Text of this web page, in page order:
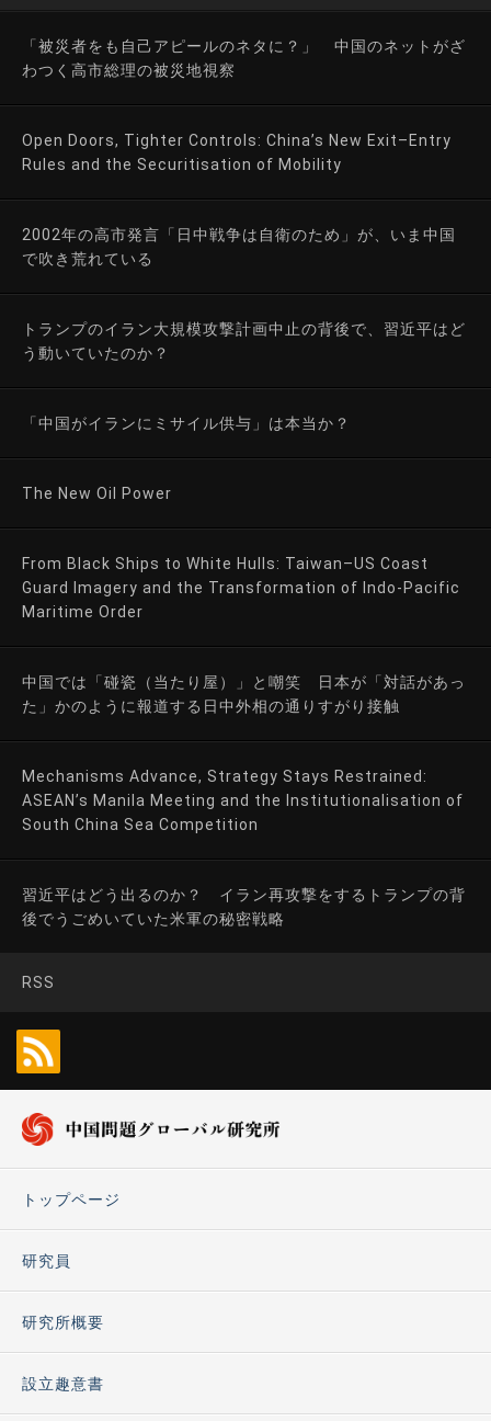
「被災者をも自己アピールのネタに？」 中国のネットがざ
わつく高市総理の被災地視察
Open Doors, Tighter Controls: China’s New Exit–Entry
Rules and the Securitisation of Mobility
2002年の高市発言「日中戦争は自衛のため」が、いま中国
で吹き荒れている
トランプのイラン大規模攻撃計画中止の背後で、習近平はど
う動いていたのか？
「中国がイランにミサイル供与」は本当か？
The New Oil Power
From Black Ships to White Hulls: Taiwan–US Coast
Guard Imagery and the Transformation of Indo-Pacific
Maritime Order
中国では「碰瓷（当たり屋）」と嘲笑 日本が「対話があっ
た」かのように報道する日中外相の通りすがり接触
Mechanisms Advance, Strategy Stays Restrained:
ASEAN’s Manila Meeting and the Institutionalisation of
South China Sea Competition
習近平はどう出るのか？ イラン再攻撃をするトランプの背
後でうごめいていた米軍の秘密戦略
RSS
トップページ
研究員
研究所概要
設立趣意書